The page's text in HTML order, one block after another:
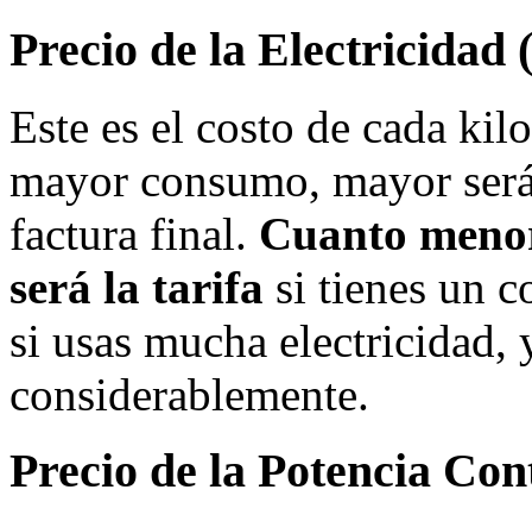
Precio de la Electricidad
Este es el costo de cada
mayor consumo, mayor
factura final. Cuanto
será la tarifa si tienes un
si usas mucha electricidad,
considerablemente.
Precio de la Potencia